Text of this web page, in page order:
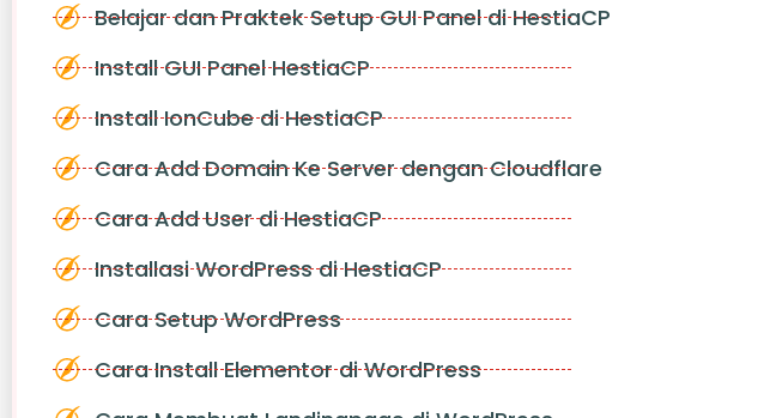
Belajar dan Praktek Setup GUI Panel di HestiaCP
Install GUI Panel HestiaCP
Install IonCube di HestiaCP
Cara Add Domain Ke Server dengan Cloudflare
Cara Add User di HestiaCP
Installasi WordPress di HestiaCP
Cara Setup WordPress
Cara Install Elementor di WordPress